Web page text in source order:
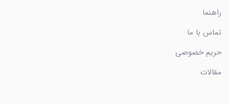
راهنما
تماس با ما
حریم خصوصی
مقالات